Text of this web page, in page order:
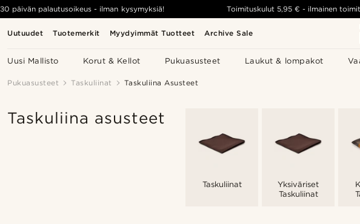
Uutuudet Tuotemerkit Myydyimmät Tuotteet Archive Sale
Uusi Mallisto Korut & Kellot Pukuasusteet Laukut & lompakot
30 päivän palautusoikeus - ilman kysymyksiä! Toimituskulut 5,95 € - ilmainen
Pukuasusteet Taskuliinat Taskuliina Asusteet
Taskuliina asusteet
Taskuliinat
Yksiväriset
Taskuliinat